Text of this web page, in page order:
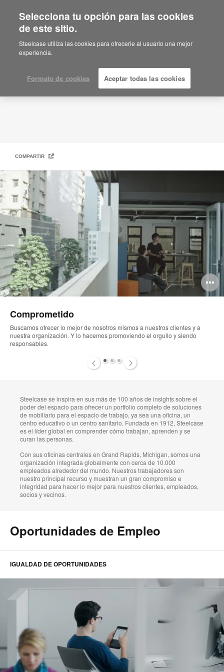
Carreras
COMPARTIR
Comprometido
Buscamos ofrecer lo mejor de nosotros mismos a nuestros clientes y a
nuestra organización. Y lo hacemos promoviendo el orgullo y siendo
responsables.
1 2 3
Steelcase se inspira en sus más de 100 años de insights sobre el
poder del espacio para ofrecer un portfolio completo de soluciones
de mobiliario para el espacio de trabajo, ya sea una oficina, un
centro educativo o un centro sanitario. Fundada en 1912, Steelcase
es el líder global en comprender cómo trabajan, aprenden y se
curan las personas.
Con sus oficinas centrales en Grand Rapids, Michigan, somos una
organización integrada globalmente con cerca de 10.000
empleados alrededor del mundo. Nuestros trabajadores son
nuestro principal recurso y muestran un gran compromiso e
integridad para hacer lo mejor para nuestros clientes, empleados,
socios y vecinos.
Oportunidades de Empleo
IGUALDAD DE OPORTUNIDADES
Selecciona tu opción para las cookies
de este sitio.
Steelcase utiliza las cookies para ofrecerle al usuario una mejor
experiencia.
Formato de cookies Aceptar todas las cookies